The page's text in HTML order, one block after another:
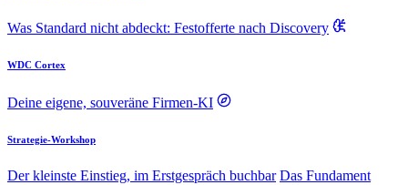
Was Standard nicht abdeckt: Festofferte nach Discovery
WDC Cortex
Deine eigene, souveräne Firmen-KI
Strategie-Workshop
Der kleinste Einstieg, im Erstgespräch buchbar Das Fundament